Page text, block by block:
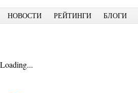
НОВОСТИ РЕЙТИНГИ БЛОГИ
Loading...